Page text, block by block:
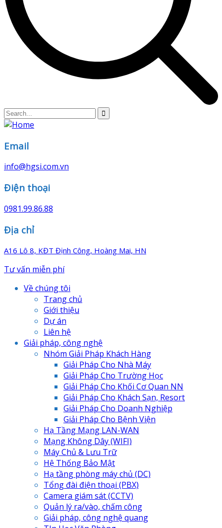
Email
info@hgsi.com.vn
Điện thoại
0981.99.86.88
Địa chỉ
A16 Lô 8, KĐT Định Công, Hoàng Mai, HN
Tư vấn miễn phí
Về chúng tôi
Trang chủ
Giới thiệu
Dự án
Liên hệ
Giải pháp, công nghệ
Nhóm Giải Pháp Khách Hàng
Giải Pháp Cho Nhà Máy
Giải Pháp Cho Trường Học
Giải Pháp Cho Khối Cơ Quan NN
Giải Pháp Cho Khách Sạn, Resort
Giải Pháp Cho Doanh Nghiệp
Giải Pháp Cho Bệnh Viện
Hạ Tầng Mạng LAN-WAN
Mạng Không Dây (WIFI)
Máy Chủ & Lưu Trữ
Hệ Thống Bảo Mật
Hạ tầng phòng máy chủ (DC)
Tổng đài điện thoại (PBX)
Camera giám sát (CCTV)
Quản lý ra/vào, chấm công
Giải pháp, công nghệ quang